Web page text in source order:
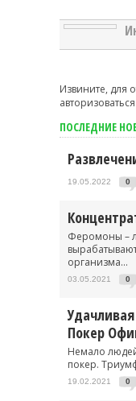
Извините, для
авторизоваться
ПОСЛЕДНИЕ
19.05.2022 0
Феромоны –
организма...
03.05.2021 0
Покер
Немало
покер.
19.02.2021 0